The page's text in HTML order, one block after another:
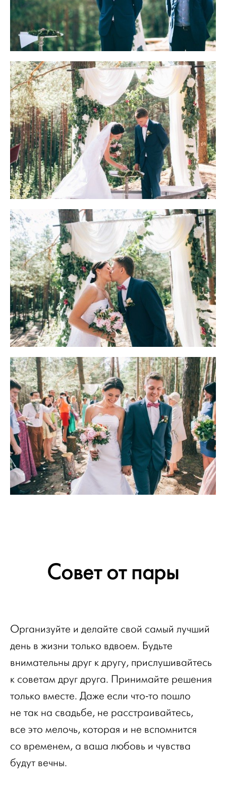
Совет от пары
Организуйте и делайте свой самый лучший
день в жизни только вдвоем. Будьте
внимательны друг к другу, прислушивайтесь
к советам друг друга. Принимайте решения
только вместе. Даже если что-то пошло
не так на свадьбе, не расстраивайтесь,
все это мелочь, которая и не вспомнится
со временем, а ваша любовь и чувства
будут вечны.